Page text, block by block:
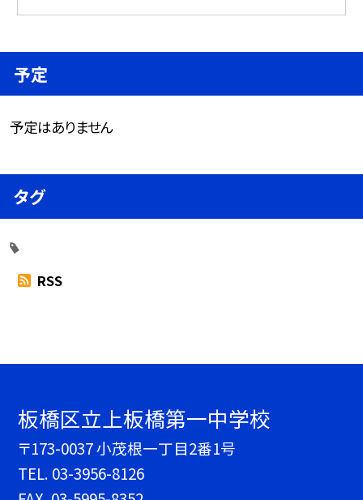
予定
予定はありません
タグ
RSS
板橋区立上板橋第一中学校
〒173-0037 小茂根一丁目2番1号
TEL. 03-3956-8126